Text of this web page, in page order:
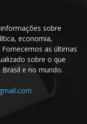
sobre
economia,
as últimas
sobre o que
e no mundo.